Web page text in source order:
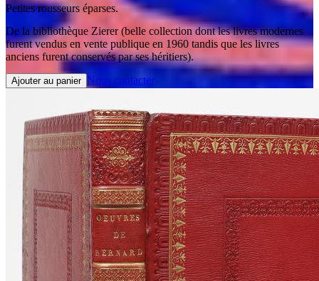
Petites rousseurs éparses.
De la bibliothèque Zierer (belle collection dont les livres modernes
furent vendus en vente publique en 1960 tandis que les livres
anciens furent conservés par ses héritiers).
Ajouter au panier Nous contacter